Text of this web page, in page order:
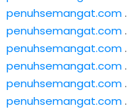
penuhsemangat.com.
penuhsemangat.com.
penuhsemangat.com.
penuhsemangat.com.
penuhsemangat.com.
penuhsemangat.com.